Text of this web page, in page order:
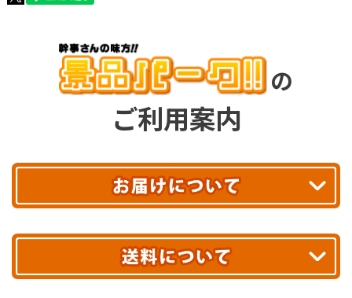
の
ご利用案内
最短翌日お届け!
あす着エリアが対象です。